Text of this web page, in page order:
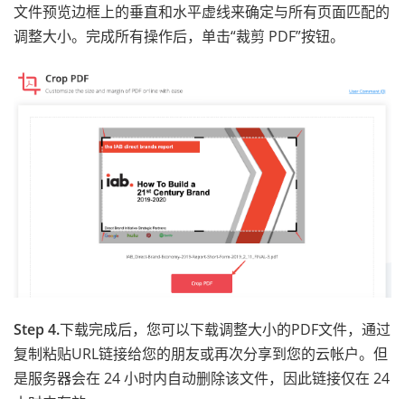
文件预览边框上的垂直和水平虚线来确定与所有页面匹配的
调整大小。完成所有操作后，单击“裁剪 PDF”按钮。
Step 4.下载完成后，您可以下载调整大小的PDF文件，通过
复制粘贴URL链接给您的朋友或再次分享到您的云帐户。但
是服务器会在 24 小时内自动删除该文件，因此链接仅在 24